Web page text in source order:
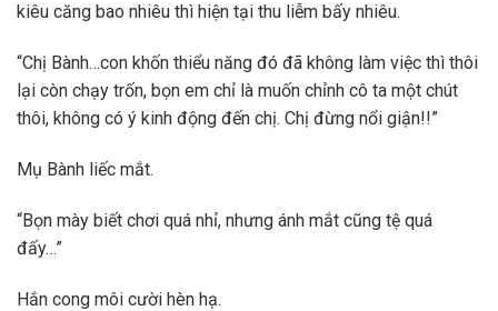
kiêu căng bao nhiêu thì hiện tại thu liễm bấy nhiêu.
“Chị Bành…con khốn thiểu năng đó đã không làm việc thì thôi
lại còn chạy trốn, bọn em chỉ là muốn chỉnh cô ta một chút
thôi, không có ý kinh động đến chị. Chị đừng nổi giận!!”
Mụ Bành liếc mắt.
“Bọn mày biết chơi quá nhỉ, nhưng ánh mắt cũng tệ quá
đấy…”
Hắn cong môi cười hèn hạ.